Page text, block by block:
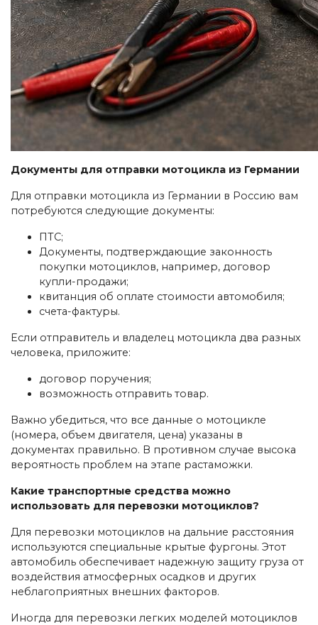
Документы для отправки мотоцикла из Германии
Для отправки мотоцикла из Германии в Россию вам
потребуются следующие документы:
ПТС;
Документы, подтверждающие законность
покупки мотоциклов, например, договор
купли-продажи;
квитанция об оплате стоимости автомобиля;
счета-фактуры.
Если отправитель и владелец мотоцикла два разных
человека, приложите:
договор поручения;
возможность отправить товар.
Важно убедиться, что все данные о мотоцикле
(номера, объем двигателя, цена) указаны в
документах правильно. В противном случае высока
вероятность проблем на этапе растаможки.
Какие транспортные средства можно
использовать для перевозки мотоциклов?
Для перевозки мотоциклов на дальние расстояния
используются специальные крытые фургоны. Этот
автомобиль обеспечивает надежную защиту груза от
воздействия атмосферных осадков и других
неблагоприятных внешних факторов.
Иногда для перевозки легких моделей мотоциклов